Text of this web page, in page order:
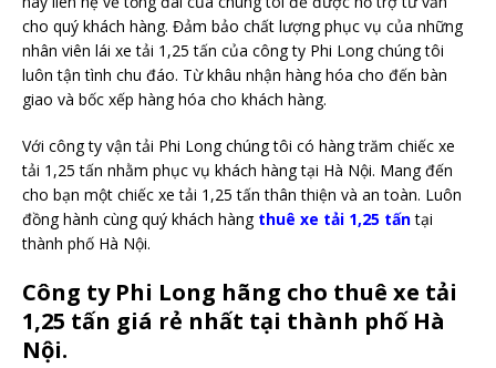
cho quý khách hàng. Đảm bảo chất lượng phục vụ của những
nhân viên lái xe tải 1,25 tấn của công ty Phi Long chúng tôi
luôn tận tình chu đáo. Từ khâu nhận hàng hóa cho đến bàn
giao và bốc xếp hàng hóa cho khách hàng.
Với công ty vận tải Phi Long chúng tôi có hàng trăm chiếc xe
tải 1,25 tấn nhằm phục vụ khách hàng tại Hà Nội. Mang đến
cho bạn một chiếc xe tải 1,25 tấn thân thiện và an toàn. Luôn
đồng hành cùng quý khách hàng thuê xe tải 1,25 tấntại
thành phố Hà Nội.
Công ty Phi Long hãng cho thuê xe tải
1,25 tấn giá rẻ nhất tại thành phố Hà
Nội.